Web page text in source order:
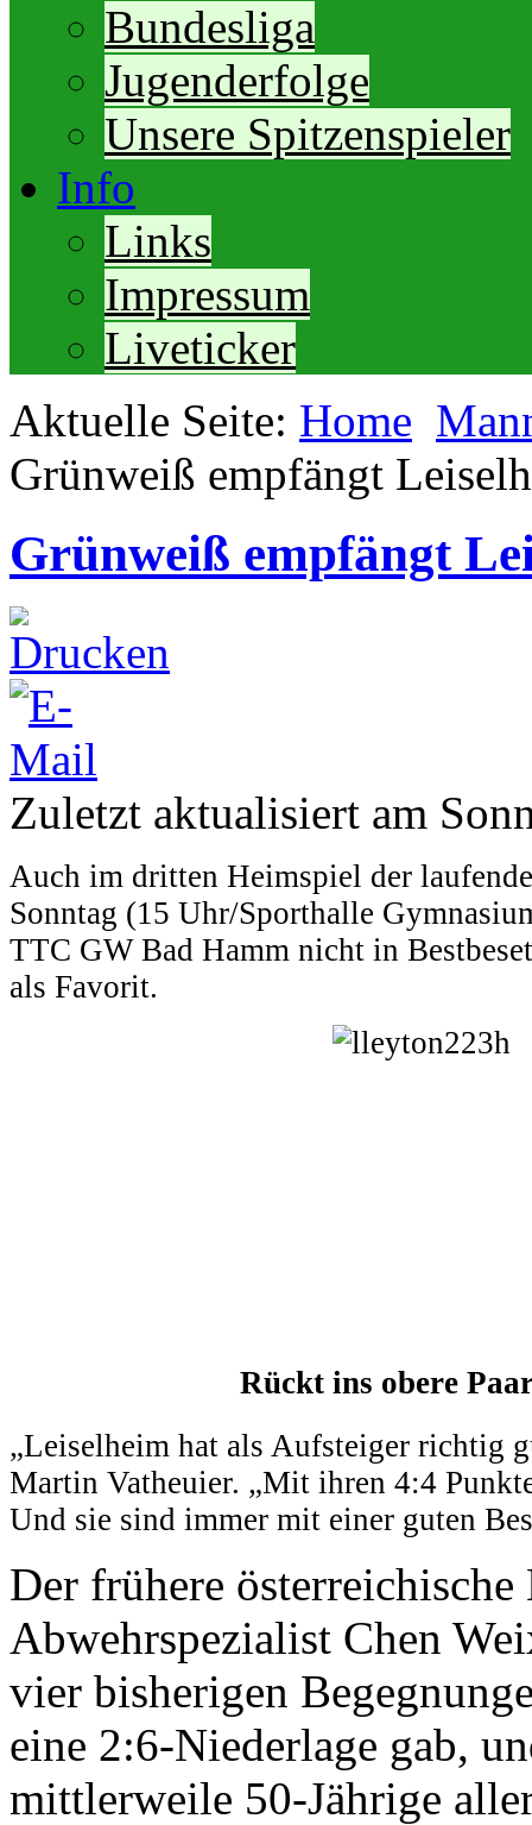
Bundesliga
Jugenderfolge
Unsere Spitzenspieler
Info
Links
Impressum
Liveticker
Aktuelle Seite: Home
Grünweiß empfängt
Grünweiß empfängt
Zuletzt aktualisiert am
Auch im dritten Heimspiel der
Sonntag (15 Uhr/Sporthalle
TTC GW Bad Hamm nicht in
als Favorit.
Rückt ins obere
„Leiselheim hat als Aufsteiger richtig
Martin Vatheuier. „Mit ihren 4:4
Und sie sind immer mit einer guten
Der frühere
Abwehrspezialist Chen
vier bisherigen
eine 2:6-Niederlage gab,
mittlerweile 50-Jährige